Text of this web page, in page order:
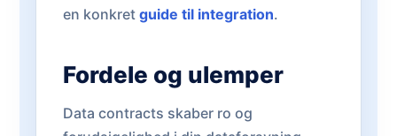
en konkret guide til integration.
Fordele og ulemper
Data contracts skaber ro og